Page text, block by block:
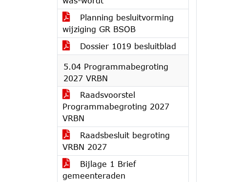
Planning besluitvorming
wijziging GR BSOB
Dossier 1019 besluitblad
5.04 Programmabegroting
2027 VRBN
Raadsvoorstel
Programmabegroting 2027
VRBN
Raadsbesluit begroting
VRBN 2027
Bijlage 1 Brief
gemeenteraden